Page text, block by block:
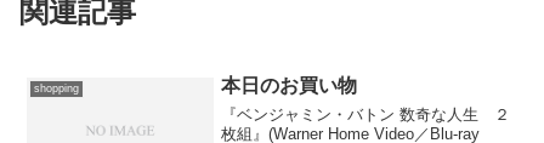
関連記事
shopping 本日のお買い物
『ベンジャミン・バトン 数奇な人生 ２
枚組』(Warner Home Video／Blu-ray